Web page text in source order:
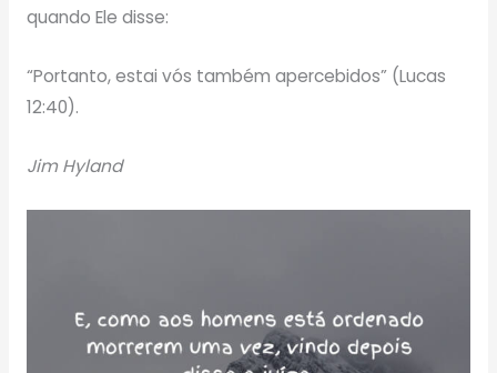
quando Ele disse:
“Portanto, estai vós também apercebidos” (Lucas
12:40).
Jim Hyland